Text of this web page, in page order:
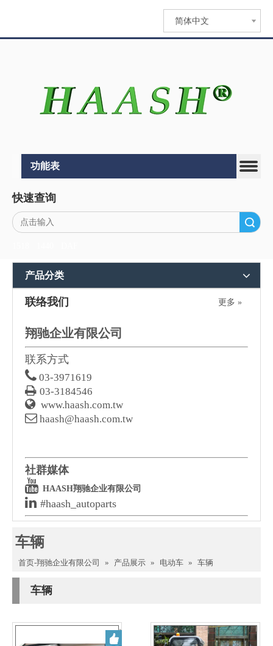
简体中文
功能表
快速查询
产品分类
联络我们 更多 »
翔驰企业有限公司
联系方式
 03-3971619
 03-3184546
 www.haash.com.tw
 haash@haash.com.tw
社群媒体
 HAASH翔驰企业有限公司
 #haash_autoparts
车辆
首页-翔驰企业有限公司 » 产品展示 » 电动车 » 车辆
车辆